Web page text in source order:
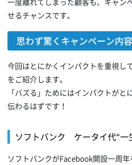
せるチャンスです。
思わず驚くキャンペーン内
今回はとにかくインパクトを重視し
をご紹介します。
「バズる」ためにはインパクトが
伝わるはずです！
ソフトバンク ケータイ代“一
ソフトバンクがFacebook開設一周